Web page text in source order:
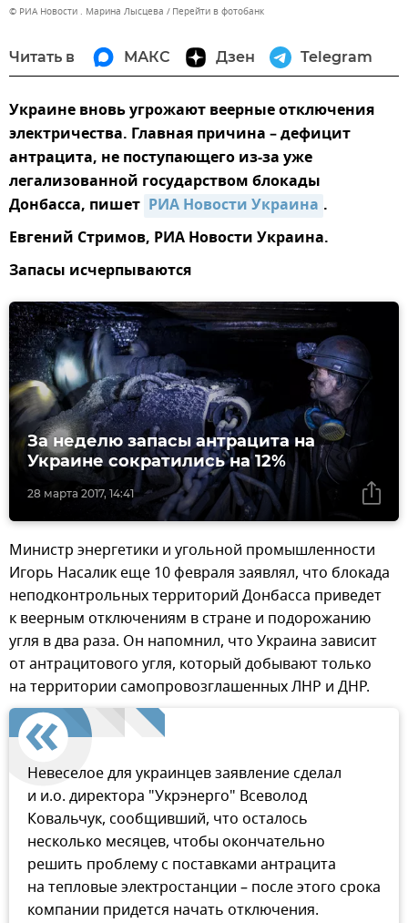
© РИА Новости . Марина Лысцева Перейти в фотобанк
Читать в МАКС Дзен Telegram
Украине вновь угрожают веерные отключения
электричества. Главная причина – дефицит
антрацита, не поступающего из-за уже
легализованной государством блокады
Донбасса, пишет РИА Новости Украина .
Евгений Стримов, РИА Новости Украина.
Запасы исчерпываются
28 марта 2017, 14:41
За неделю запасы антрацита на
Украине сократились на 12%
Министр энергетики и угольной промышленности
Игорь Насалик еще 10 февраля заявлял, что блокада
неподконтрольных территорий Донбасса приведет
к веерным отключениям в стране и подорожанию
угля в два раза. Он напомнил, что Украина зависит
от антрацитового угля, который добывают только
на территории самопровозглашенных ЛНР и ДНР.
Невеселое для украинцев заявление сделал
и и.о. директора "Укрэнерго" Всеволод
Ковальчук, сообщивший, что осталось
несколько месяцев, чтобы окончательно
решить проблему с поставками антрацита
на тепловые электростанции – после этого срока
компании придется начать отключения.